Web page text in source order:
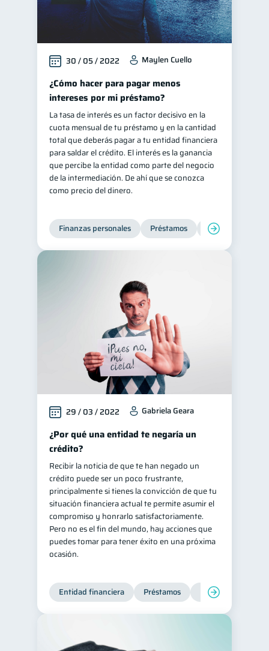
Finanzas Personales
Finanzas en Pareja
Información financiera
Salud mental 1 ahorro 1
Doble sueldo
Gasto responsable 1
información financiera
30 / 05 / 2022 Maylen Cuello
¿Cómo hacer para pagar menos
intereses por mi préstamo?
La tasa de interés es un factor decisivo en la
cuota mensual de tu préstamo y en la cantidad
total que deberás pagar a tu entidad financiera
para saldar el crédito. El interés es la ganancia
que percibe la entidad como parte del negocio
de la intermediación. De ahí que se conozca
como precio del dinero.
Finanzas personales Préstamos Productos
29 / 03 / 2022 Gabriela Geara
¿Por qué una entidad te negaría un
crédito?
Recibir la noticia de que te han negado un
crédito puede ser un poco frustrante,
principalmente si tienes la convicción de que tu
situación financiera actual te permite asumir el
compromiso y honrarlo satisfactoriamente.
Pero no es el fin del mundo, hay acciones que
puedes tomar para tener éxito en una próxima
ocasión.
Entidad financiera Préstamos Productos